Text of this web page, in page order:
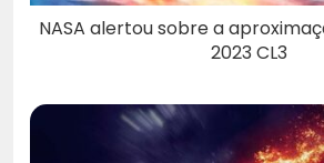
NASA alertou sobre a
2023 CL3